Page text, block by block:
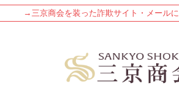
→三京商会を装った詐欺サイト・メール